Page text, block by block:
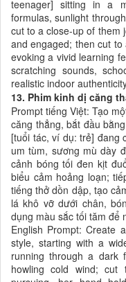
teenager] sitting in a
formulas, sunlight
cut to a close-up of them
and engaged; then cut
evoking a vivid learning
scratching sounds,
realistic indoor
13. Phim kinh dị căng
Prompt tiếng Việt: Tạo
căng thẳng, bắt đầu
[tuổi tác, ví dụ: trẻ] đang
um tùm, sương mù dày
cảnh bóng tối đen kịt
biểu cảm hoảng loạn;
tiếng thở dồn dập, tạo
lá khô vỡ dưới chân,
dụng màu sắc tối tăm để
English Prompt: Create
style, starting with a
running through a dark
howling cold wind; cut